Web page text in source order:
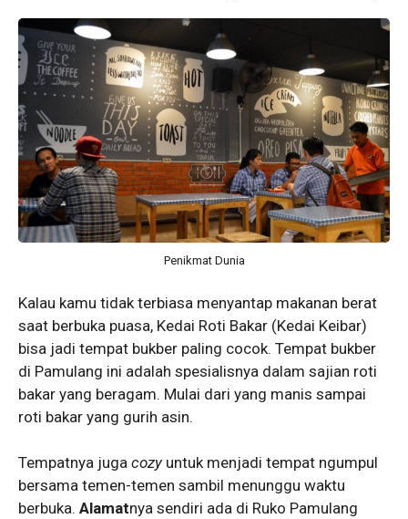
Penikmat Dunia
Kalau kamu tidak terbiasa menyantap makanan berat
saat berbuka puasa, Kedai Roti Bakar (Kedai Keibar)
bisa jadi tempat bukber paling cocok. Tempat bukber
di Pamulang ini adalah spesialisnya dalam sajian roti
bakar yang beragam. Mulai dari yang manis sampai
roti bakar yang gurih asin.
Tempatnya juga cozy untuk menjadi tempat ngumpul
bersama temen-temen sambil menunggu waktu
berbuka. Alamatnya sendiri ada di Ruko Pamulang